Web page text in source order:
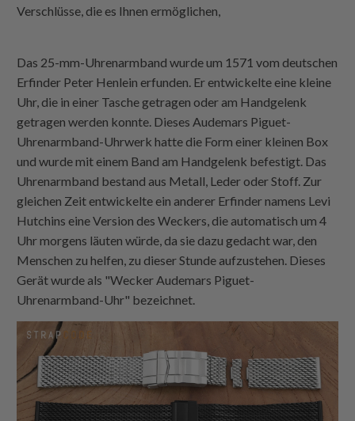
Verschlüsse, die es Ihnen ermöglichen,
Das 25-mm-Uhrenarmband wurde um 1571 vom deutschen
Erfinder Peter Henlein erfunden. Er entwickelte eine kleine
Uhr, die in einer Tasche getragen oder am Handgelenk
getragen werden konnte. Dieses Audemars Piguet-
Uhrenarmband-Uhrwerk hatte die Form einer kleinen Box
und wurde mit einem Band am Handgelenk befestigt. Das
Uhrenarmband bestand aus Metall, Leder oder Stoff. Zur
gleichen Zeit entwickelte ein anderer Erfinder namens Levi
Hutchins eine Version des Weckers, die automatisch um 4
Uhr morgens läuten würde, da sie dazu gedacht war, den
Menschen zu helfen, zu dieser Stunde aufzustehen. Dieses
Gerät wurde als "Wecker Audemars Piguet-
Uhrenarmband-Uhr" bezeichnet.